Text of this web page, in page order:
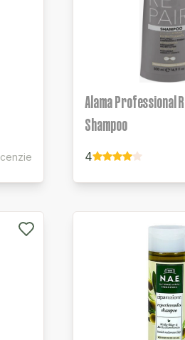
Alama Professional
Shampoo
4